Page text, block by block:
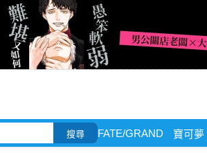
搜尋 FATE/GRAND 寶可夢